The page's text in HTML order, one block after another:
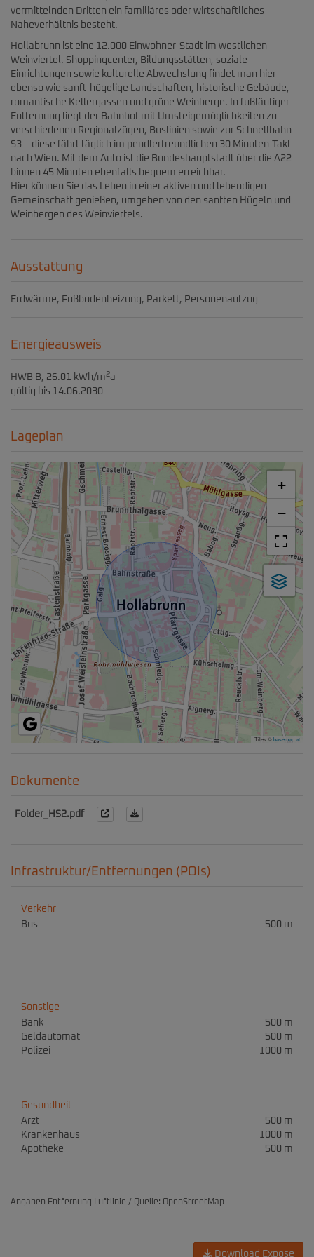
vermittelnden Dritten ein familiäres oder wirtschaftliches
Naheverhältnis besteht.
Hollabrunn ist eine 12.000 Einwohner-Stadt im westlichen
Weinviertel. Shoppingcenter, Bildungsstätten, soziale
Einrichtungen sowie kulturelle Abwechslung findet man hier
ebenso wie sanft-hügelige Landschaften, historische Gebäude,
romantische Kellergassen und grüne Weinberge. In fußläufiger
Entfernung liegt der Bahnhof mit Umsteigemöglichkeiten zu
verschiedenen Regionalzügen, Buslinien sowie zur Schnellbahn
S3 – diese fährt täglich im pendlerfreundlichen 30 Minuten-Takt
nach Wien. Mit dem Auto ist die Bundeshauptstadt über die A22
binnen 45 Minuten ebenfalls bequem erreichbar.
Hier können Sie das Leben in einer aktiven und lebendigen
Gemeinschaft genießen, umgeben von den sanften Hügeln und
Weinbergen des Weinviertels.
Ausstattung
Erdwärme Fußbodenheizung Parkett Personenaufzug
Energieausweis
HWB B, 26.01 kWh/m2a
gültig bis 14.06.2030
Lageplan
+
−
Tiles ©basemap.at
Dokumente
Folder_HS2.pdf
Infrastruktur/Entfernungen (POIs)
Verkehr
Bus
500 m
Sonstige
Bank
500 m
Geldautomat
500 m
Polizei
1000 m
Gesundheit
Arzt
500 m
Krankenhaus
1000 m
Apotheke
500 m
Angaben Entfernung Luftlinie / Quelle: OpenStreetMap
Download Expose